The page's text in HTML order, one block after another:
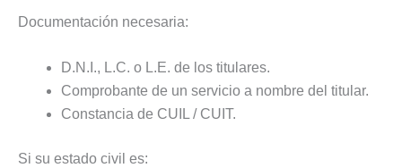
Documentación necesaria:
D.N.I., L.C. o L.E. de los titulares.
Comprobante de un servicio a nombre del titular.
Constancia de CUIL / CUIT.
Si su estado civil es: